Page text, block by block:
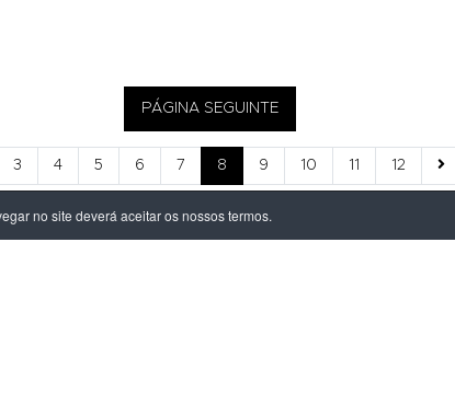
PÁGINA SEGUINTE
3 4 5 6 7 8 9 10 11 12
no site deverá aceitar os nossos termos.